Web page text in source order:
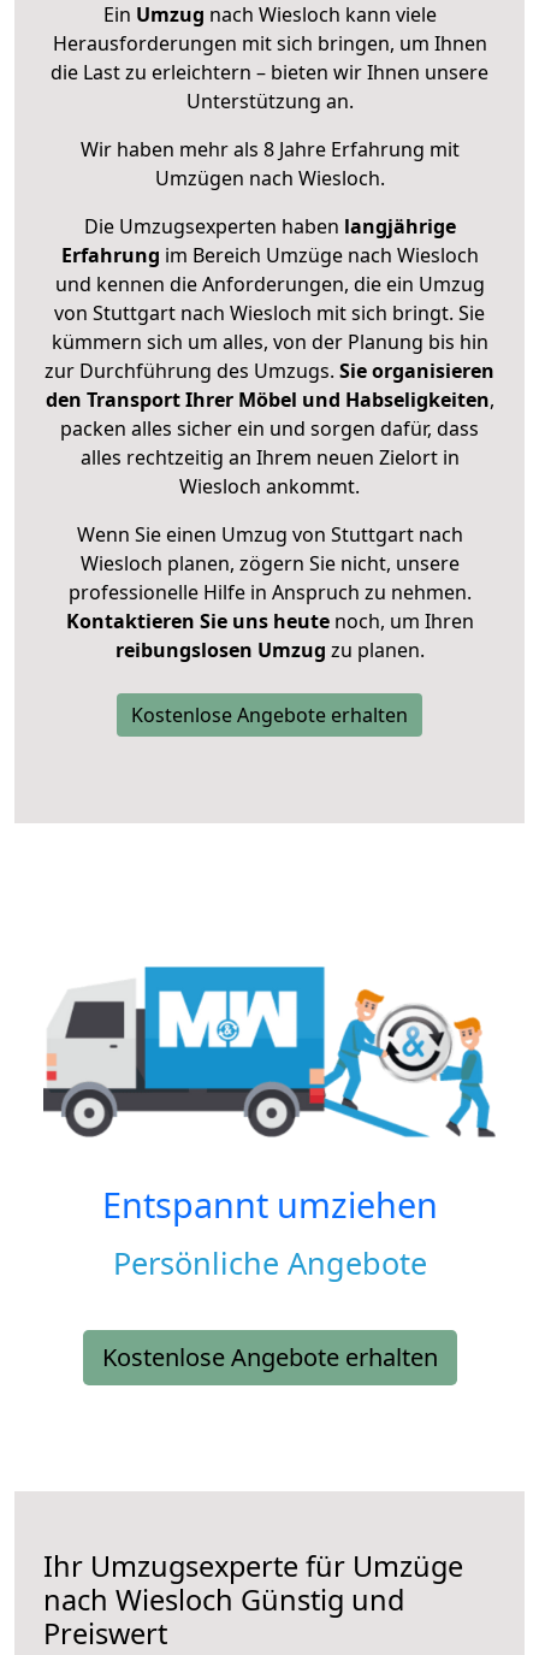
Ein Umzug nach Wiesloch kann viele
Herausforderungen mit sich bringen, um Ihnen
die Last zu erleichtern – bieten wir Ihnen unsere
Unterstützung an.
Wir haben mehr als 8 Jahre Erfahrung mit
Umzügen nach Wiesloch.
Die Umzugsexperten haben langjährige
Erfahrung im Bereich Umzüge nach Wiesloch
und kennen die Anforderungen, die ein Umzug
von Stuttgart nach Wiesloch mit sich bringt. Sie
kümmern sich um alles, von der Planung bis hin
zur Durchführung des Umzugs. Sie organisieren
den Transport Ihrer Möbel und Habseligkeiten,
packen alles sicher ein und sorgen dafür, dass
alles rechtzeitig an Ihrem neuen Zielort in
Wiesloch ankommt.
Wenn Sie einen Umzug von Stuttgart nach
Wiesloch planen, zögern Sie nicht, unsere
professionelle Hilfe in Anspruch zu nehmen.
Kontaktieren Sie uns heutenoch, um Ihren
reibungslosen Umzug zu planen.
Kostenlose Angebote erhalten
Entspannt umziehen
Persönliche Angebote
Kostenlose Angebote erhalten
Ihr Umzugsexperte für Umzüge
nach Wiesloch Günstig und
Preiswert